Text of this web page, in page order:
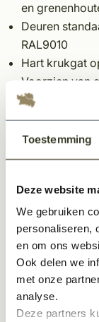
Toestemming
Deze website
We gebruiken
personaliseren,
en om ons
Ook delen we
met onze
analyse.
Deze partners
en
Deuren
RAL9010
Hart krukgat
Voorzien van
Deuren zijn
slotgat/
105 cm uit
Deurkrukken
Elke
maar niet van
of sleutelgat.
Dit product
sluitwerk.